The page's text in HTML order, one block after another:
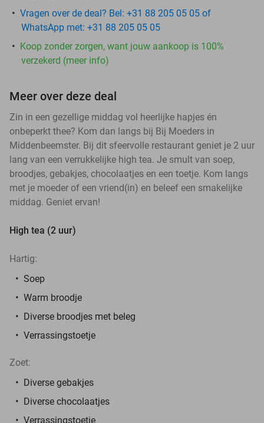
Vragen over de deal? Bel: +31 88 205 05 05 of
WhatsApp met: +31 88 205 05 05
Koop zonder zorgen, want jouw aankoop is 100%
verzekerd (meer info)
Meer over deze deal
Zin in een gezellige middag vol heerlijke hapjes én
onbeperkt thee? Kom dan langs bij Bij Moeders in
Middenbeemster. Bij dit sfeervolle restaurant geniet je 2 uur
lang van een verrukkelijke high tea. Je smult van soep,
broodjes, gebakjes, chocolaatjes en een toetje. Kom langs
met je moeder of een vriend(in) en beleef een smakelijke
middag. Geniet ervan!
High tea (2 uur)
Hartig:
Soep
Warm broodje
Diverse broodjes met beleg
Verrassingstoetje
Zoet:
Diverse gebakjes
Diverse chocolaatjes
Verrassingstoetje